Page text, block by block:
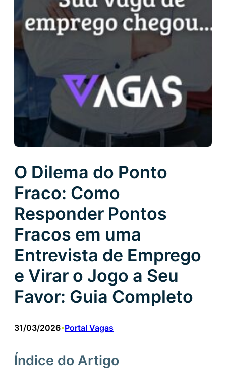
O Dilema do Ponto
Fraco: Como
Responder Pontos
Fracos em uma
Entrevista de Emprego
e Virar o Jogo a Seu
Favor: Guia Completo
31/03/2026•Portal Vagas
Índice do Artigo